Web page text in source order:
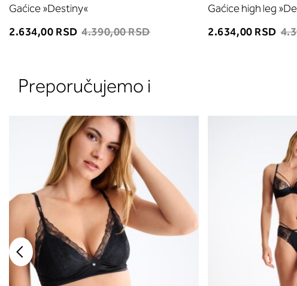
Gaćice »Destiny«
2.634,00 RSD 4.390,00 RSD
Gaćice high leg
2.634,00 RSD
Preporučujemo i